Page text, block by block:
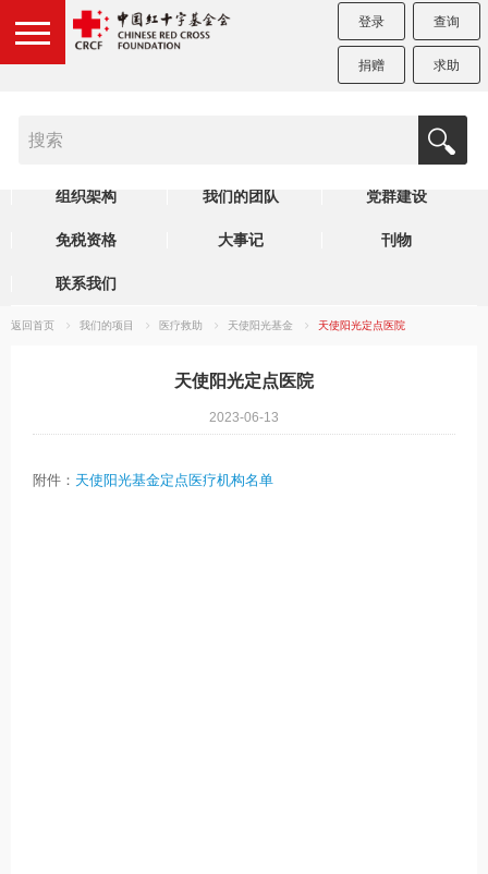
登录 查询
捐赠 求助
机构简介
组织架构 我们的团队 党群建设
免税资格 大事记 刊物
联系我们
返回首页 我们的项目 医疗救助 天使阳光基金 天使阳光定点医院
天使阳光定点医院
2023-06-13
附件： 天使阳光基金定点医疗机构名单